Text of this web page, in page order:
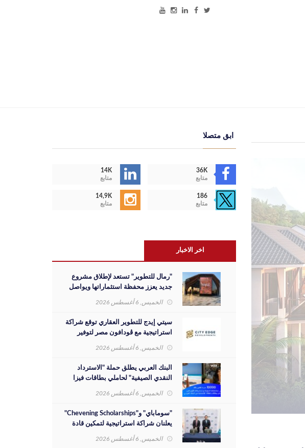
ابق متصلا
14K
متابع
36K
متابع
14,9K
متابع
186
متابع
اخر الاخبار
"رمال للتطوير" تستعد لإطلاق مشروع
جديد يعزز محفظة استثماراتها ويواصل
مسيرة نجاحها بالسوق المصري
الخميس, 6 أغسطس 2026
سيتي إيدج للتطوير العقاري توقع شراكة
استراتيجية مع ڤودافون مصر لتوفير
تاون بمدينة العلمين الجديدة
الخميس, 6 أغسطس 2026
البنك العربي يطلق حملة "الاسترداد
النقدي الصيفية" لحاملي بطاقات فيزا
الخميس, 6 أغسطس 2026
"سوماباي" و"Chevening Scholarships"
يعلنان شراكة استراتيجية لتمكين قادة
المستقبل من الشباب المصري
الخميس, 6 أغسطس 2026